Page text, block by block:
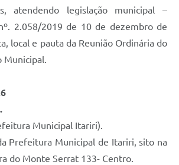
atendendo legislação municipal –
2.058/2019 de 10 de dezembro de
local e pauta da Reunião Ordinária do
Municipal.
Municipal Itariri).
Prefeitura Municipal de Itariri, sito na
do Monte Serrat 133- Centro.